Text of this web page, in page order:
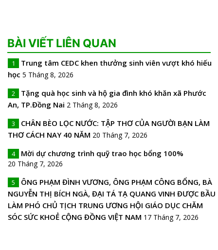
BÀI VIẾT LIÊN QUAN
1
Trung tâm CEDC khen thưởng sinh viên vượt khó hiếu
học 5 Tháng 8, 2026
2
Tặng quà học sinh và hộ gia đình khó khăn xã Phước
An, TP.Đồng Nai 2 Tháng 8, 2026
3
CHÂN BÈO LỌC NƯỚC: TẬP THƠ CỦA NGƯỜI BẠN LÀM
THƠ CÁCH NAY 40 NĂM 20 Tháng 7, 2026
4 Mời dự chương trình quỹ trao học bổng 100%
20 Tháng 7, 2026
5
ÔNG PHẠM ĐÌNH VƯƠNG, ÔNG PHẠM CÔNG BỔNG, BÀ
NGUYỄN THỊ BÍCH NGÀ, ĐẠI TÁ TẠ QUANG VINH ĐƯỢC BẦU
LÀM PHÓ CHỦ TỊCH TRUNG ƯƠNG HỘI GIÁO DỤC CHĂM
SÓC SỨC KHOẺ CỘNG ĐỒNG VIỆT NAM 17 Tháng 7, 2026